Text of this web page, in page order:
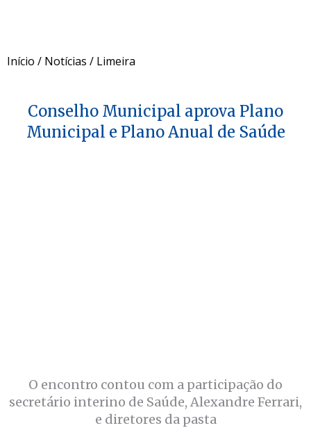
Início / Notícias / Limeira
Conselho Municipal aprova Plano
Municipal e Plano Anual de Saúde
O encontro contou com a participação do
secretário interino de Saúde, Alexandre Ferrari,
e diretores da pasta